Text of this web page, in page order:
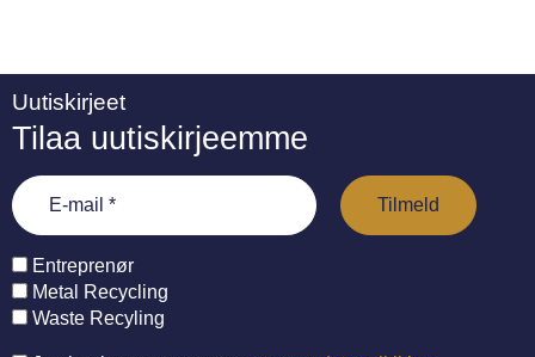
Uutiskirjeet
Tilaa uutiskirjeemme
Entreprenør
Metal Recycling
Waste Recyling